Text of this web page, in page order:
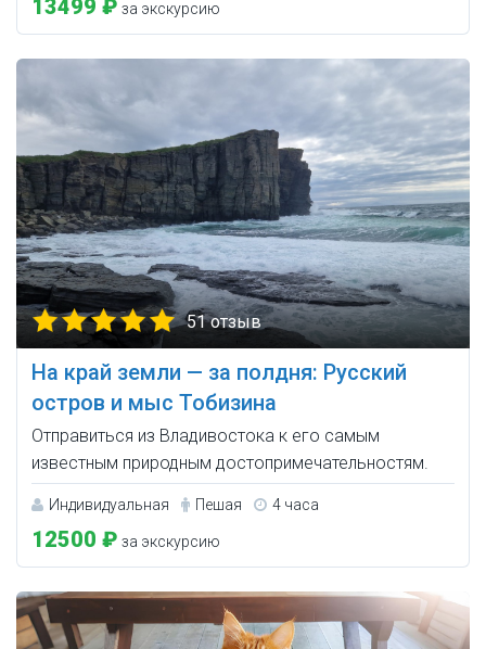
13499 ₽ за экскурсию
51 отзыв
На край земли — за полдня: Русский
остров и мыс Тобизина
Отправиться из Владивостока к его самым
известным природным достопримечательностям.
Индивидуальная Пешая 4 часа
12500 ₽ за экскурсию